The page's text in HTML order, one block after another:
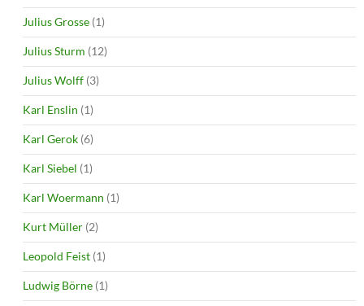
Julius Grosse (1)
Julius Sturm (12)
Julius Wolff (3)
Karl Enslin (1)
Karl Gerok (6)
Karl Siebel (1)
Karl Woermann (1)
Kurt Müller (2)
Leopold Feist (1)
Ludwig Börne (1)